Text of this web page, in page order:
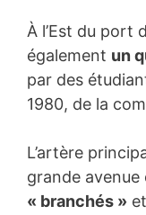
À l’Est du port
également un
par des
1980, de la
L’artère
grande
« branchés »